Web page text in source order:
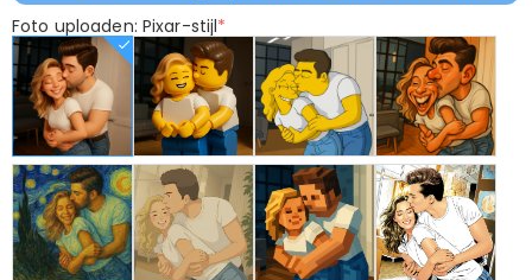
Foto uploaden: Pixar-stijl*